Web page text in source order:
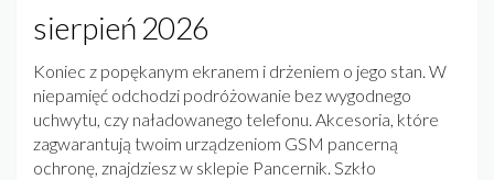
sierpień 2026
Koniec z popękanym ekranem i drżeniem o jego stan. W
niepamięć odchodzi podróżowanie bez wygodnego
uchwytu, czy naładowanego telefonu. Akcesoria, które
zagwarantują twoim urządzeniom GSM pancerną
ochronę, znajdziesz w sklepie Pancernik. Szkło